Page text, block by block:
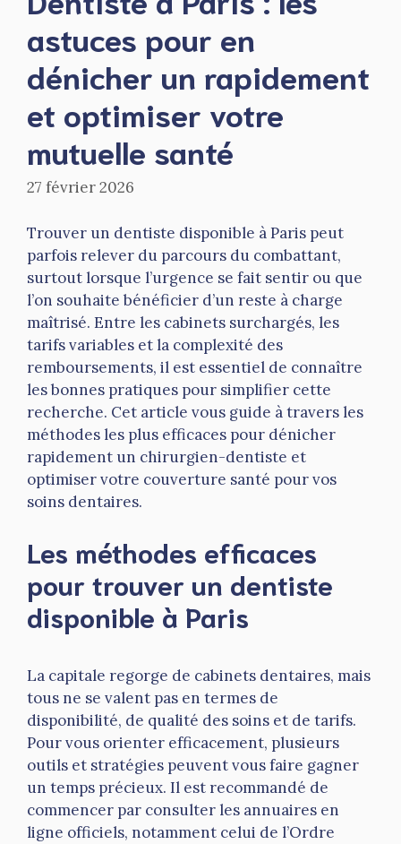
astuces pour en
dénicher un rapidement
et optimiser votre
mutuelle santé
27 février 2026
Trouver un dentiste disponible à Paris peut
parfois relever du parcours du combattant,
surtout lorsque l’urgence se fait sentir ou que
l’on souhaite bénéficier d’un reste à charge
maîtrisé. Entre les cabinets surchargés, les
tarifs variables et la complexité des
remboursements, il est essentiel de connaître
les bonnes pratiques pour simplifier cette
recherche. Cet article vous guide à travers les
méthodes les plus efficaces pour dénicher
rapidement un chirurgien-dentiste et
optimiser votre couverture santé pour vos
soins dentaires.
Les méthodes efficaces
pour trouver un dentiste
disponible à Paris
La capitale regorge de cabinets dentaires, mais
tous ne se valent pas en termes de
disponibilité, de qualité des soins et de tarifs.
Pour vous orienter efficacement, plusieurs
outils et stratégies peuvent vous faire gagner
un temps précieux. Il est recommandé de
commencer par consulter les annuaires en
ligne officiels, notamment celui de l’Ordre